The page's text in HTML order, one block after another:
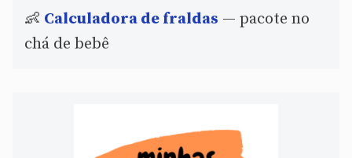
👶 Calculadora de fraldas — pacote no
chá de bebê